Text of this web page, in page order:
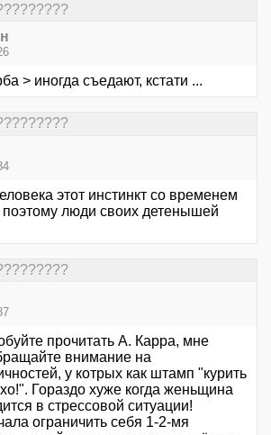
> иногда съедают, кстати ...
этот инстинкт со временем
люди своих детенышей
прочитать А. Карра, мне
внимание на
у котрых как штамп "курить
Гораздо хуже когда женьщина
в стрессовой ситуации!
ограничить себя 1-2-мя